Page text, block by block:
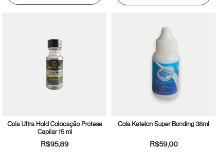
Cola Ultra Hold Colocação Prótese
Capilar 15 ml
R$95,89
Cola Katelon Super Bonding 38ml
R$59,00